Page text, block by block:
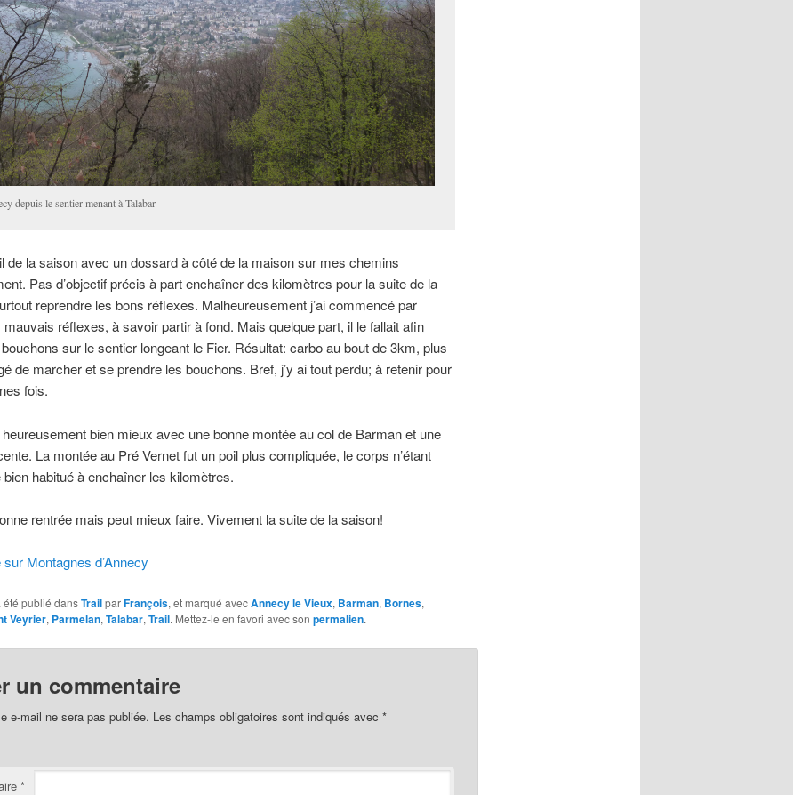
depuis le sentier menant à Talabar
de la saison avec un dossard à côté de la maison sur mes chemins
Pas d’objectif précis à part enchaîner des kilomètres pour la suite de la
reprendre les bons réflexes. Malheureusement j’ai commencé par
mauvais réflexes, à savoir partir à fond. Mais quelque part, il le fallait afin
bouchons sur le sentier longeant le Fier. Résultat: carbo au bout de 3km, plus
de marcher et se prendre les bouchons. Bref, j’y ai tout perdu; à retenir pour
fois.
bien mieux avec une bonne montée au col de Barman et une
La montée au Pré Vernet fut un poil plus compliquée, le corps n’étant
habitué à enchaîner les kilomètres.
rentrée mais peut mieux faire. Vivement la suite de la saison!
sur Montagnes d’Annecy
été publié dansTrailparFrançois, et marqué avecAnnecy le Vieux, Barman, Bornes,
Veyrier, Parmelan, Talabar, Trail. Mettez-le en favori avec son permalien.
un commentaire
e-mail ne sera pas publiée. Les champs obligatoires sont indiqués avec *
*